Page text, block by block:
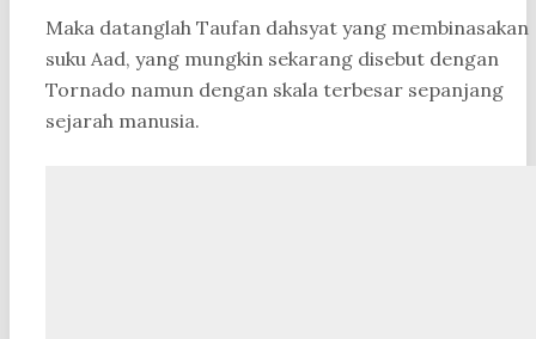
Maka datanglah Taufan dahsyat yang membinasakan
suku Aad, yang mungkin sekarang disebut dengan
Tornado namun dengan skala terbesar sepanjang
sejarah manusia.